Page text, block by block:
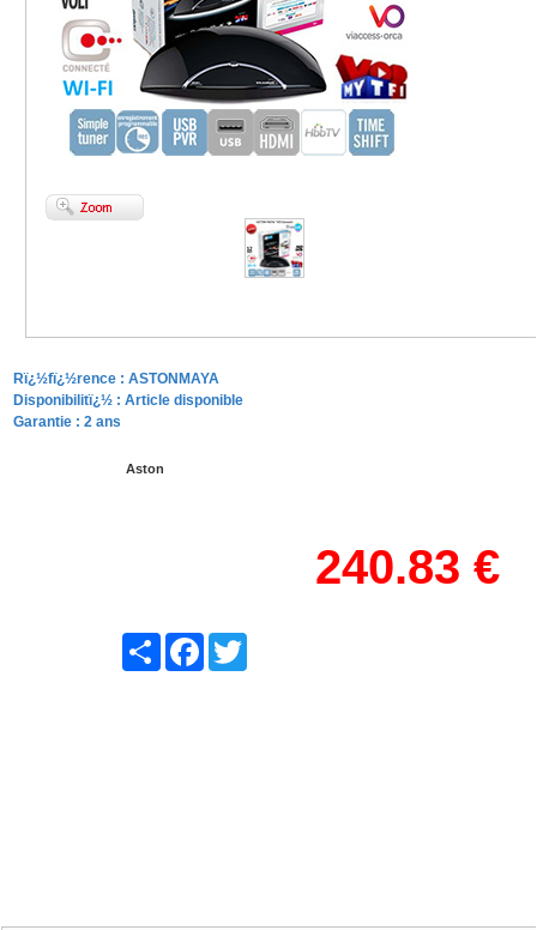
Rï¿½fï¿½rence : ASTONMAYA
Disponibilitï¿½ : Article disponible
Garantie : 2 ans
Aston
240.83 €
Share Facebook